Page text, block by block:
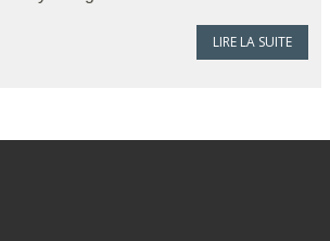
LIRE LA SUITE